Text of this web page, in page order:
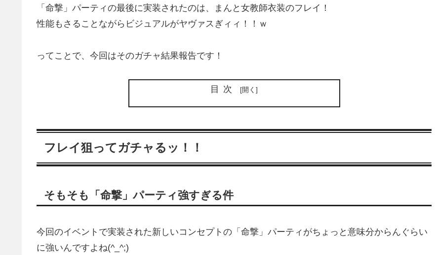
「命撃」パーティの最後に実装されたのは、まんと女教師衣装のフレイ！
性能もさることながらビジュアルがヤヴァスぎィィ！！ｗ
ってことで、今回はそのガチャ結果報告です！
目次
フレイ狙ってガチャるッ！！
そもそも「命撃」パーティ強すぎる件
今回のイベントで実装された新しいコンセプトの「命撃」パーティがちょっと意味分からんぐらい
に強いんですよね(^_^;)